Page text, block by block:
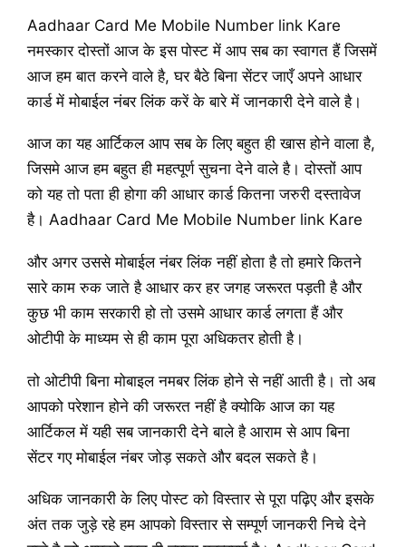
Aadhaar Card Me Mobile Number link Kare
नमस्कार दोस्तों आज के इस पोस्ट में आप सब का स्वागत हैं जिसमें
आज हम बात करने वाले है, घर बैठे बिना सेंटर जाएँ अपने आधार
कार्ड में मोबाईल नंबर लिंक करें के बारे में जानकारी देने वाले है।
आज का यह आर्टिकल आप सब के लिए बहुत ही खास होने वाला है,
जिसमे आज हम बहुत ही महत्पूर्ण सुचना देने वाले है। दोस्तों आप
को यह तो पता ही होगा की आधार कार्ड कितना जरुरी दस्तावेज
है। Aadhaar Card Me Mobile Number link Kare
और अगर उससे मोबाईल नंबर लिंक नहीं होता है तो हमारे कितने
सारे काम रुक जाते है आधार कर हर जगह जरूरत पड़ती है और
कुछ भी काम सरकारी हो तो उसमे आधार कार्ड लगता हैं और
ओटीपी के माध्यम से ही काम पूरा अधिकतर होती है।
तो ओटीपी बिना मोबाइल नमबर लिंक होने से नहीं आती है। तो अब
आपको परेशान होने की जरूरत नहीं है क्योकि आज का यह
आर्टिकल में यही सब जानकारी देने बाले है आराम से आप बिना
सेंटर गए मोबाईल नंबर जोड़ सकते और बदल सकते है।
अधिक जानकारी के लिए पोस्ट को विस्तार से पूरा पढ़िए और इसके
अंत तक जुड़े रहे हम आपको विस्तार से सम्पूर्ण जानकरी निचे देने